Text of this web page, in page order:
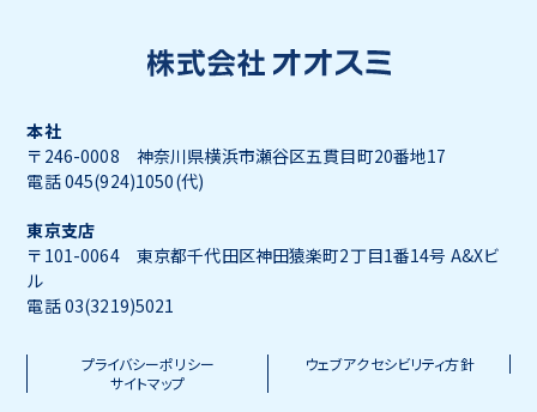
本社
〒246-0008 神奈川県横浜市瀬谷区五貫目町20番地17
電話 045(924)1050(代)
東京支店
〒101-0064 東京都千代田区神田猿楽町2丁目1番14号 A&Xビ
ル
電話 03(3219)5021
プライバシーポリシー
ウェブアクセシビリティ方針
サイトマップ